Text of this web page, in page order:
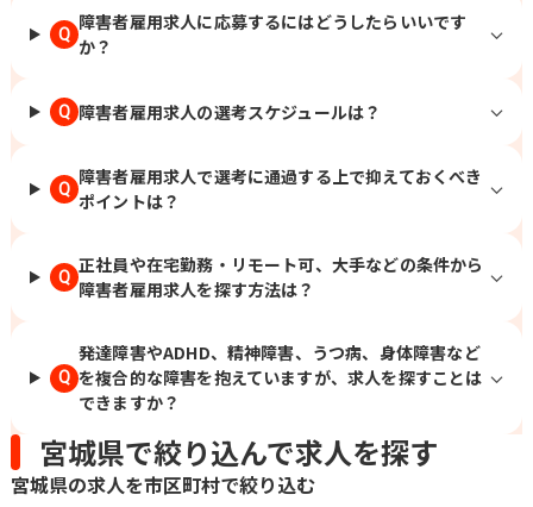
Q
障害者雇用求人に応募するにはどうしたらいいです
か？
Q 障害者雇用求人の選考スケジュールは？
Q
障害者雇用求人で選考に通過する上で抑えておくべき
ポイントは？
Q
正社員や在宅勤務・リモート可、大手などの条件から
障害者雇用求人を探す方法は？
Q
発達障害やADHD、精神障害、うつ病、身体障害など
を複合的な障害を抱えていますが、求人を探すことは
できますか？
宮城県で絞り込んで求人を探す
宮城県の求人を市区町村で絞り込む